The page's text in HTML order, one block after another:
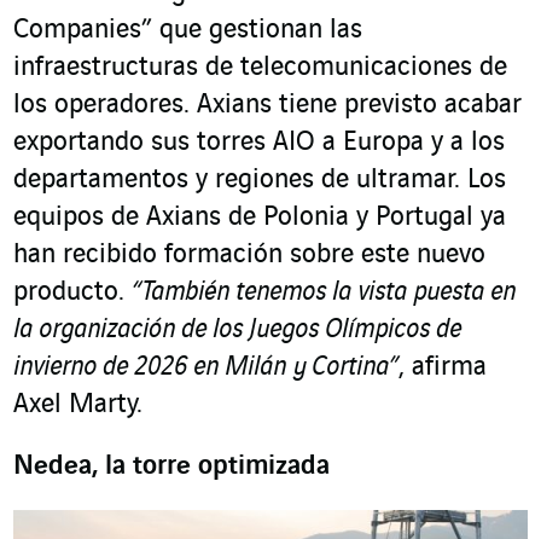
Companies” que gestionan las
infraestructuras de telecomunicaciones de
los operadores. Axians tiene previsto acabar
exportando sus torres AIO a Europa y a los
departamentos y regiones de ultramar. Los
equipos de Axians de Polonia y Portugal ya
han recibido formación sobre este nuevo
producto. “También tenemos la vista puesta en
la organización de los Juegos Olímpicos de
invierno de 2026 en Milán y Cortina”, afirma
Axel Marty.
Nedea, la torre optimizada